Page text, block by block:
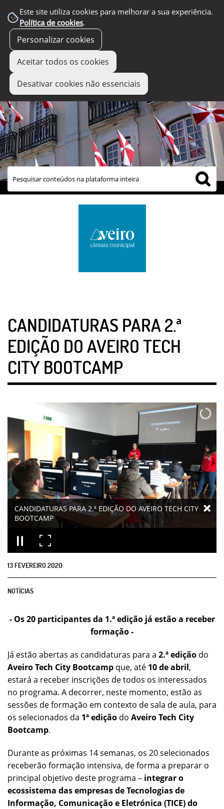
Este site utiliza cookies para melhorar a sua experiência.
Política de cookies.
Personalizar cookies
Aceitar todos os cookies
Desativar cookies não essenciais
links úteis
CANDIDATURAS PARA 2.ª
EDIÇÃO DO AVEIRO TECH
CITY BOOTCAMP
CANDIDATURAS PARA 2.ª EDIÇÃO DO AVEIRO TECH CITY
BOOTCAMP
13 FEVEREIRO2020
NOTÍCIAS
- Os 20 participantes da 1.ª edição já estão a receber
formação -
Já estão abertas as candidaturas para a 2.ª edição do
Aveiro Tech City Bootcamp que, até 10 de abril,
estará a receber inscrições de todos os interessados
no programa. A decorrer, neste momento, estão as
sessões de formação em contexto de sala de aula, para
os selecionados da 1ª edição do Aveiro Tech City
Bootcamp.
Durante as próximas 14 semanas, os 20 selecionados
receberão formação intensiva, de forma a preparar o
principal objetivo deste programa – integrar o
ecossistema das empresas de Tecnologias de
Informação, Comunicação e Eletrónica (TICE) do